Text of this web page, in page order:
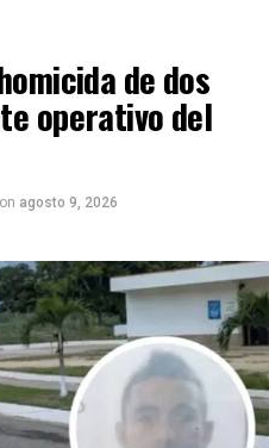
de dos
operativo del
on agosto 9, 2026